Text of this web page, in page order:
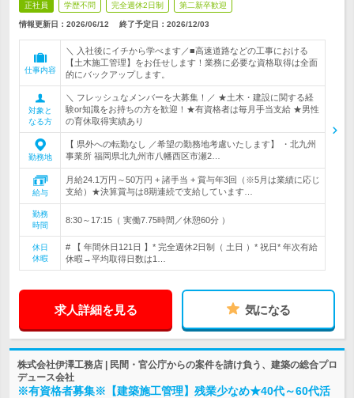
正社員 学歴不問 完全週休2日制 第二新卒歓迎
情報更新日：2026/06/12 終了予定日： 2026/12/03
仕事内容
＼ 入社後にイチから学べます／■高速道路などの工事における
【土木施工管理】をお任せします！業務に必要な資格取得は全面
的にバックアップします。
対象と
なる方
＼ フレッシュなメンバーを大募集！／ ★土木・建設に関する経
験or知識をお持ちの方を歓迎！★有資格者は毎月手当支給 ★男性
の育休取得実績あり
勤務地
【 県外への転勤なし ／希望の勤務地考慮いたします】 ・北九州
事業所 福岡県北九州市八幡西区市瀬2…
給与
月給24.1万円～50万円 + 諸手当 + 賞与年3回（※5月は業績に応じ
支給）★決算賞与は8期連続で支給しています…
勤務
時間
8:30～17:15（ 実働7.75時間／休憩60分 ）
休日
休暇
# 【 年間休日121日 】* 完全週休2日制（ 土日 ）* 祝日* 年次有給
休暇→平均取得日数は1…
求人詳細を見る 気になる
株式会社伊澤工務店 | 民間・官公庁からの案件を請け負う、建築の総合プロ
デュース会社
※有資格者募集※【建築施工管理】残業少なめ★40代～60代活